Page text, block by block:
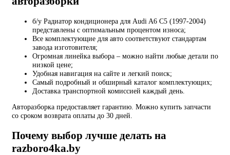
б/у Радиатор кондиционера для Audi A6 C5 (1997-2004)
представлены с оптимальным процентом износа;
Все комплектующие для авто соответствуют стандартам
завода изготовителя;
Огромная линейка выбора – можно найти любые детали по
низкой цене;
Удобная навигация на сайте и легкий поиск;
Самый подробный и обширный каталог комплектующих;
Доставка транспортной комиссией каждый день.
Авторазборка предоставляет гарантию. Можно купить запчасти
со сроком возврата оплаты до 30 дней.
Почему выбор лучше делать на
razboro4ka.by